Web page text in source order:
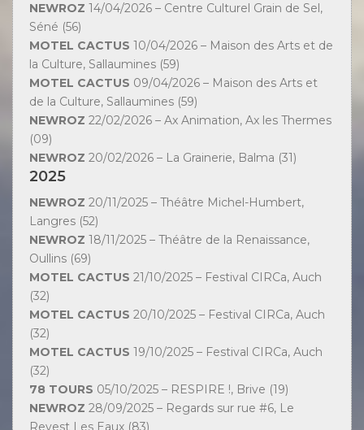
NEWROZ 14/04/2026 – Centre Culturel Grain de Sel,
Séné (56)
MOTEL CACTUS 10/04/2026 – Maison des Arts et de
la Culture, Sallaumines (59)
MOTEL CACTUS 09/04/2026 – Maison des Arts et
de la Culture, Sallaumines (59)
NEWROZ 22/02/2026 – Ax Animation, Ax les Thermes
(09)
NEWROZ 20/02/2026 – La Grainerie, Balma (31)
2025
NEWROZ 20/11/2025 – Théâtre Michel-Humbert,
Langres (52)
NEWROZ 18/11/2025 – Théâtre de la Renaissance,
Oullins (69)
MOTEL CACTUS 21/10/2025 – Festival CIRCa, Auch
(32)
MOTEL CACTUS 20/10/2025 – Festival CIRCa, Auch
(32)
MOTEL CACTUS 19/10/2025 – Festival CIRCa, Auch
(32)
78 TOURS 05/10/2025 – RESPIRE !, Brive (19)
NEWROZ 28/09/2025 – Regards sur rue #6, Le
Revest Les Eaux (83)